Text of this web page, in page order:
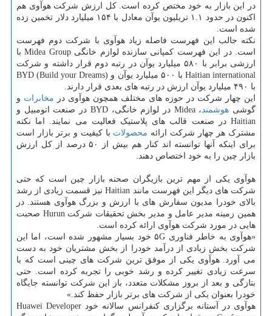
در این بازار به خود مختص کرده است. کل ارزش شرکت هوآوی هم
اکنون در حدود ۱.۱ تریلیون یوآن معادل با ۱۵۴ میلیارد دلار تخمین زده
شده است.
نکته جالب این فهرست فاصله زیاد هوآوی با شرکت دوم فهرست
است. در این فهرست کمپانی سازنده لوازم خانگی Midea Group با
ارزشی برابر با ۵۸۰ میلیارد یوآن در رتبه دوم قرار داشته و شرکت
Haitian international با ۵۰۰ میلیارد یوآن و BYD (Build your Dreams)
با ۴۹۰ میلیارد یوآن ارزش در رتبه های بعدی قرار دارند.
این چهار شرکت در حوزه های مختلف همچون هوآوی در مخابرات و
گوشی هوشمند
، Midea در لوازم خانگی، BYD در صنعت اتومبیل و
Haitian در صنعت قالب های پلاستیک فعالیت می نمایند. اما نکته
مشترک هر چهار شرکت ارائه محصولات با کیفیت و برتر بازار است
برای اینکه آنها توانسته اند کنار هم بیش از ۵۰ درصد از کل ارزش
بازار چین را به خود اختصاص دهند.
هوآوی یکی از مهم ترین بازیگران صحنه بازار چین است که حتی
شرکت های دیگر این فهرست مانند Haitian نیز قسمت زیادی از رشد
بالای خودرا مدیون سفارش های با ارزش و بزرگ هوآوی هستند. در
همین زمینه مدیر عامل و مدیر بخش تحقیقات شرکت Hurun صحبت
هایی در مورد شرکت هوآوی ارائه کرده است.
«هوآوی به خاطر فناوری ۵G خود بسیار مشهور شده است، اما این
شرکت بخش زیادی از درآمد خودرا از بخش مشتریان خود به دست
می آورد. هوآوی یکی از موفق ترین شرکت های چینی است که با
سرعت زیادی تغییر کرده و رشد خوبی را تجربه کرده است. حتی
بتازگی و بعد از بروز مشکلات متعدد، باز این شرکت توانسته جایگاه
خودرا بعنوان یکی از شرکت های برتر بازار حفظ کند.»
هوآوی در آستانه برگزاری کنفرانس سالانه خود Huawei Developer